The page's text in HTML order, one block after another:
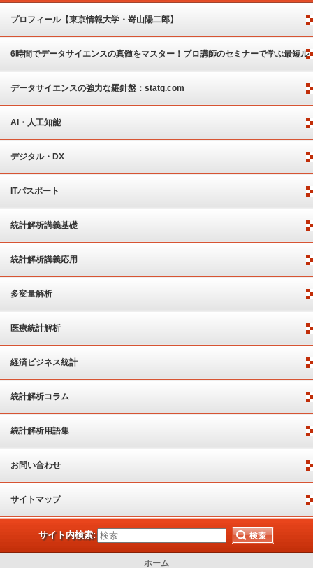
プロフィール【東京情報大学・嵜山陽二郎】
6時間でデータサイエンスの真髄をマスター！プロ講師のセミナーで学ぶ最短ル
ート
データサイエンスの強力な羅針盤：statg.com
AI・人工知能
デジタル・DX
ITパスポート
統計解析講義基礎
統計解析講義応用
多変量解析
医療統計解析
経済ビジネス統計
統計解析コラム
統計解析用語集
お問い合わせ
サイトマップ
サイト内検索:
ホーム